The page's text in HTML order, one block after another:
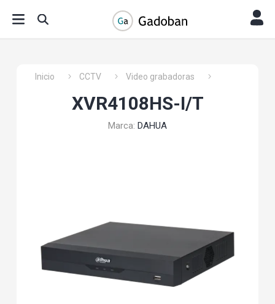
Inicio CCTV Video grabadoras
XVR4108HS-I/T
Marca: DAHUA